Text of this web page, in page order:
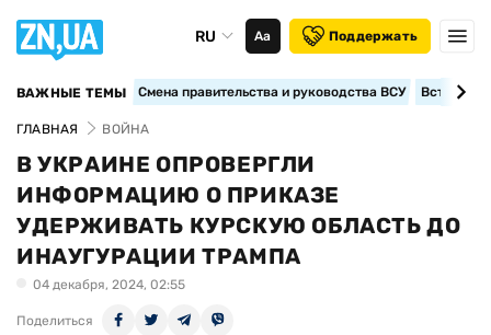
RU Аа Поддержать
ВАЖНЫЕ ТЕМЫ Смена правительства и руководства ВСУ
ГЛАВНАЯ ВОЙНА
В УКРАИНЕ ОПРОВЕРГЛИ
ИНФОРМАЦИЮ О ПРИКАЗЕ
УДЕРЖИВАТЬ КУРСКУЮ ОБЛАСТЬ ДО
ИНАУГУРАЦИИ ТРАМПА
04 декабря, 2024, 02:55
Поделиться